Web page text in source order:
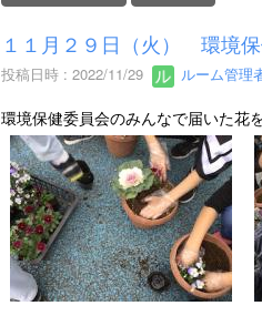
１１月２９日（火） 環境
投稿日時 : 2022/11/29 ルーム管理
環境保健委員会のみんなで届いた花